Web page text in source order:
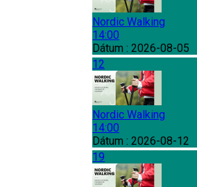
Nordic Walking
14:00
Dátum : 2026-08-05
12
Nordic Walking
14:00
Dátum : 2026-08-12
19